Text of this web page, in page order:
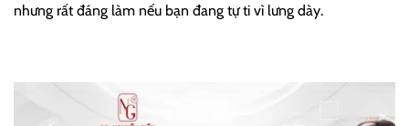
nhưng rất đáng làm nếu bạn đang tự ti vì lưng dày.